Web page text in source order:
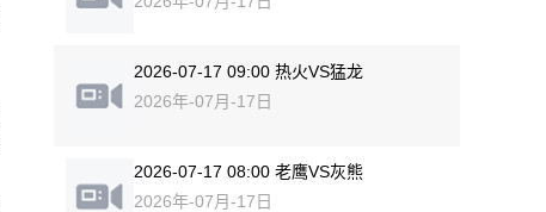
2026-07-17 09:00 热火VS猛龙
2026年-07月-17日
2026-07-17 08:00 老鹰VS灰熊
2026年-07月-17日